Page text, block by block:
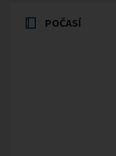
POČASÍ